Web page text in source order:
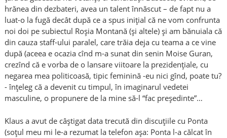
hrănea din dezbateri, avea un talent înnăscut – de fapt nu a
luat-o la fugă decât după ce a spus inițial că ne vom confrunta
noi doi pe subiectul Roșia Montană (și altele) și am bănuiala că
din cauza staff-ului paralel, care trăia deja cu teama a ce vine
după (aceea e ocazia cînd m-a sunat din senin Moise Guran,
crezînd că e vorba de o lansare viitoare la prezidențiale, cu
negarea mea politicoasă, tipic feminină -eu nici gînd, poate tu?
- înțeleg că a devenit cu timpul, în imaginarul vedetei
masculine, o propunere de la mine să-l “fac președinte”…
Klaus a avut de câștigat data trecută din discuțiile cu Ponta
(soțul meu mi le-a rezumat la telefon așa: Ponta l-a călcat în